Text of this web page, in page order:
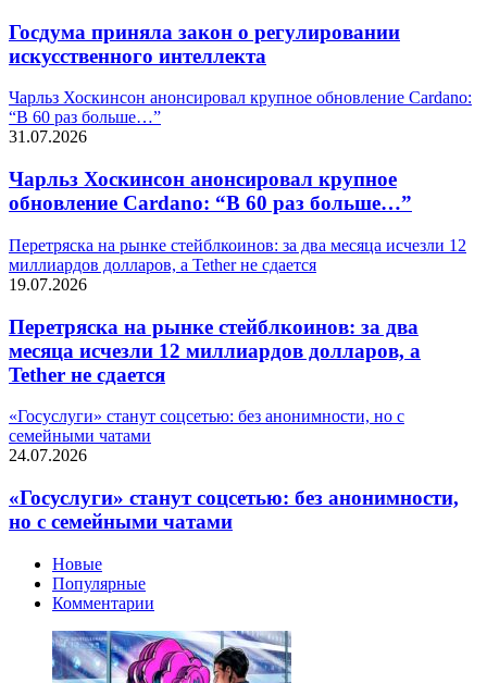
Госдума приняла закон о регулировании
искусственного интеллекта
Чарльз Хоскинсон анонсировал крупное обновление Cardano:
“В 60 раз больше…”
31.07.2026
Чарльз Хоскинсон анонсировал крупное
обновление Cardano: “В 60 раз больше…”
Перетряска на рынке стейблкоинов: за два месяца исчезли 12
миллиардов долларов, а Tether не сдается
19.07.2026
Перетряска на рынке стейблкоинов: за два
месяца исчезли 12 миллиардов долларов, а
Tether не сдается
«Госуслуги» станут соцсетью: без анонимности, но с
семейными чатами
24.07.2026
«Госуслуги» станут соцсетью: без анонимности,
но с семейными чатами
Новые
Популярные
Комментарии